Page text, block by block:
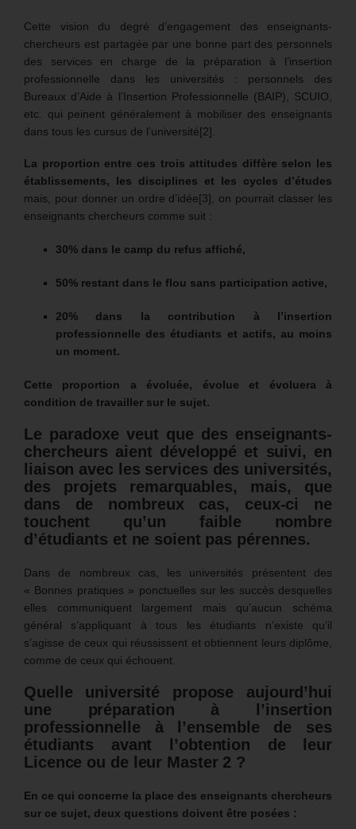
Cette vision du degré d’engagement des enseignants-
chercheurs est partagée par une bonne part des personnels
des services en charge de la préparation à l’insertion
professionnelle dans les universités : personnels des
Bureaux d’Aide à l’Insertion Professionnelle (BAIP), SCUIO,
etc. qui peinent généralement à mobiliser des enseignants
dans tous les cursus de l’université[2].
La proportion entre ces trois attitudes diffère selon les
établissements, les disciplines et les cycles d’études
mais, pour donner un ordre d’idée[3], on pourrait classer les
enseignants chercheurs comme suit :
30% dans le camp du refus affiché,
50% restant dans le flou sans participation active,
20% dans la contribution à l’insertion
professionnelle des étudiants et actifs, au moins
un moment.
Cette proportion a évoluée, évolue et évoluera à
condition de travailler sur le sujet.
Le paradoxe veut que des enseignants-
chercheurs aient développé et suivi, en
liaison avec les services des universités,
des projets remarquables, mais, que
dans de nombreux cas, ceux-ci ne
touchent qu’un faible nombre
d’étudiants et ne soient pas pérennes.
Dans de nombreux cas, les universités présentent des
« Bonnes pratiques » ponctuelles sur les succès desquelles
elles communiquent largement mais qu’aucun schéma
général s’appliquant à tous les étudiants n’existe qu’il
s’agisse de ceux qui réussissent et obtiennent leurs diplôme,
comme de ceux qui échouent.
Quelle université propose aujourd’hui
une préparation à l’insertion
professionnelle à l’ensemble de ses
étudiants avant l’obtention de leur
Licence ou de leur Master 2 ?
En ce qui concerne la place des enseignants chercheurs
sur ce sujet, deux questions doivent être posées :